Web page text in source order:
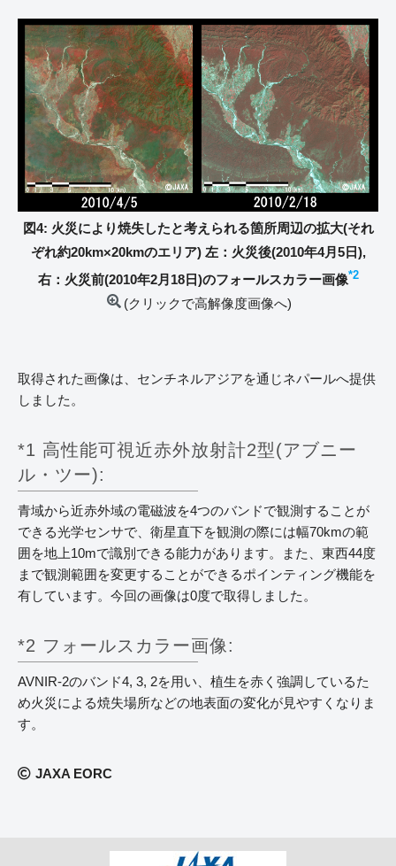
図4: 火災により焼失したと考えられる箇所周辺の拡大(それ
ぞれ約20km×20kmのエリア) 左：火災後(2010年4月5日),
右：火災前(2010年2月18日)のフォールスカラー画像*2
(クリックで高解像度画像へ)
取得された画像は、センチネルアジアを通じネパールへ提供
しました。
*1 高性能可視近赤外放射計2型(アブニー
ル・ツー):
青域から近赤外域の電磁波を4つのバンドで観測することが
できる光学センサで、衛星直下を観測の際には幅70kmの範
囲を地上10mで識別できる能力があります。また、東西44度
まで観測範囲を変更することができるポインティング機能を
有しています。今回の画像は0度で取得しました。
*2 フォールスカラー画像:
AVNIR-2のバンド4, 3, 2を用い、植生を赤く強調しているた
め火災による焼失場所などの地表面の変化が見やすくなりま
す。
JAXA EORC